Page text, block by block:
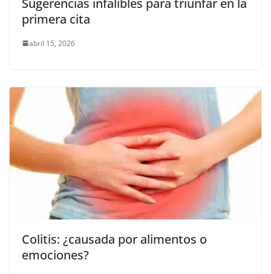
primera cita
abril 15, 2026
Colitis: ¿causada por alimentos o
emociones?